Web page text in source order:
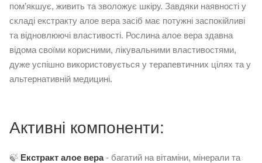
пом’якшує, живить та зволожує шкіру. Завдяки наявності у
складі екстракту алое вера засіб має потужні заспокійливі
та відновлюючі властивості. Рослина алое вера здавна
відома своїми корисними, лікувальними властивостями,
дуже успішно використовується у терапевтичних цілях та у
альтернативній медицині.
Активні компоненти:
🍃 Екстракт алое вера - багатий на вітаміни, мінерали та